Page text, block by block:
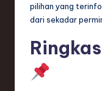
pilihan yang
dari sekadar